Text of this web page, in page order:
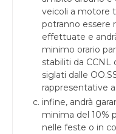
veicoli a motore
potranno essere
effettuate e
minimo orario
stabiliti da
siglati dalle
rappresentative
infine, andrà
minima del 10%
nelle feste o in